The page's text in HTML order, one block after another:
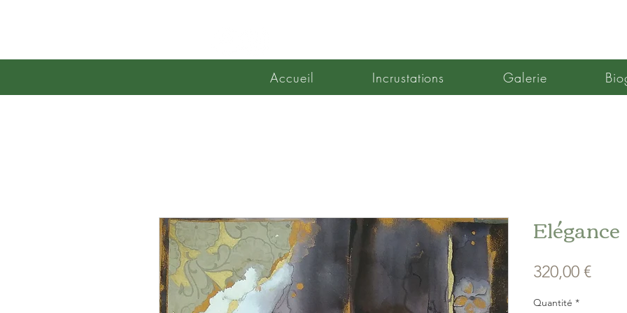
Accueil Incrustations Galerie
Elégance
320,00 €Prix
Quantité *